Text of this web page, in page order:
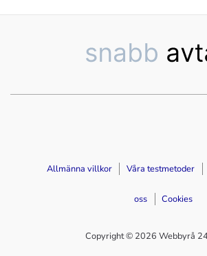
Allmänna villkor Våra testmetoder
oss Cookies
Copyright © 2026 Webbyrå